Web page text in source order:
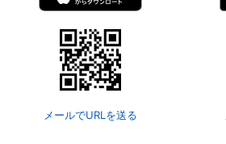
メールでURLを送る